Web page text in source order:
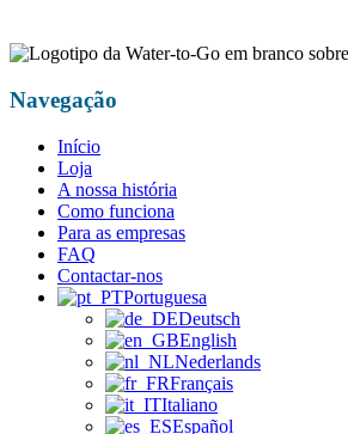
Navegação
Início
Loja
A nossa história
Como funciona
Para as empresas
FAQ
Contactar-nos
Portuguesa
Deutsch
English
Nederlands
Français
Italiano
Español